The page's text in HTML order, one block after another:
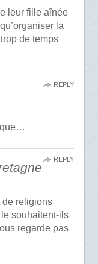
leur fille aînée
la
de temps
REPLY
de religions
souhaitent-ils
regarde pas
REPLY